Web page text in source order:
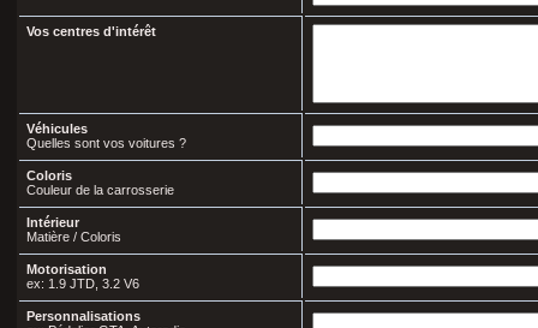
Vos centres d'intérêt
Véhicules
Quelles sont vos voitures ?
Coloris
Couleur de la carrosserie
Intérieur
Matière / Coloris
Motorisation
ex: 1.9 JTD, 3.2 V6
Personnalisations